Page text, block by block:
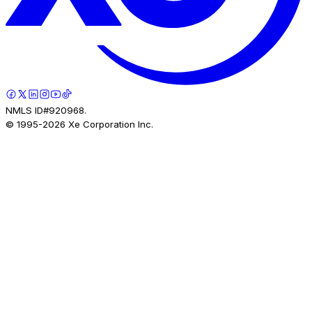
NMLS ID#920968.
© 1995-2026 Xe Corporation Inc.